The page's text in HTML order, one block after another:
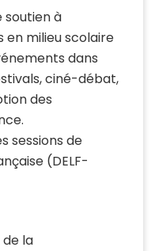
soutien à
en milieu scolaire
dans
ciné-débat,
des
sessions de
(DELF-
la